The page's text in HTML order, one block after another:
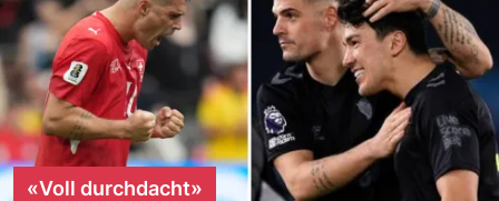
«Voll durchdacht»